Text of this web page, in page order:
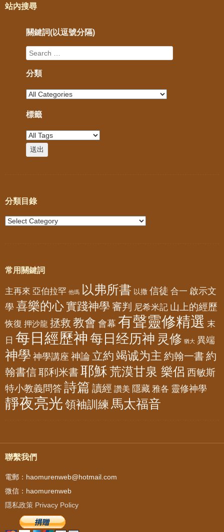
站內搜尋
關鍵詞(以逗號分隔)
分類
標籤
分類目錄
常用關鍵詞
主再來 亞伯拉罕 他瑪 以弗所書 以撒 信徒 合一 啟示文
學 喜樂的心實踐神學 審判 尼希米記 山上的經歷
恢復 押沙龍 拯救 教會 會幕 有聲靈修精選 末
日 每日經歷神 每日经历神 灵修 猶大 異端
神學 神學講座 神論 立約 竭诚为主 約翰一書 約
翰書信耶利米書 耶穌荒漠甘泉 樂侶 西敏斯
特小教義問答詩篇 讀經 讚美 隱藏 雅各 靈修神學
靜夜亮光 領袖訓練 馬太福音
聯繫我們
電郵：haomurenweb@hotmail.com
微信：haomurenweb
隱私政策 Privacy Policy